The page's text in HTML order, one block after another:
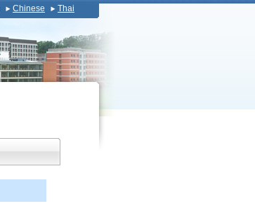
Chinese Thai